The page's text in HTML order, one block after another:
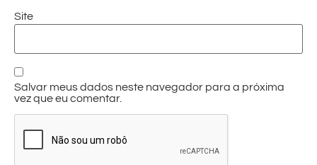
Site
Salvar meus dados neste navegador para a próxima
vez que eu comentar.